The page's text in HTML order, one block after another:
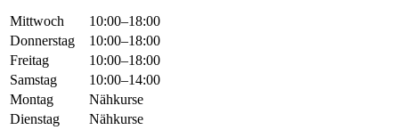
Mittwoch
10:00–18:00
Donnerstag
10:00–18:00
Freitag
10:00–18:00
Samstag
10:00–14:00
Montag
Nähkurse
Dienstag
Nähkurse